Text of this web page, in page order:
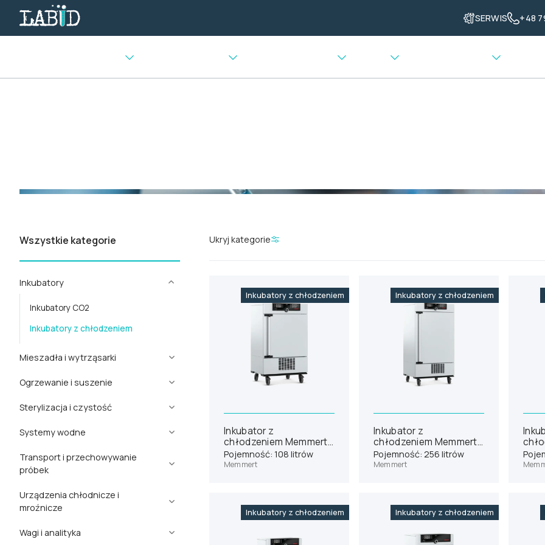
SERWIS +48
Wszystkie kategorie
Inkubatory
Inkubatory CO2
Inkubatory z chłodzeniem
Mieszadła i wytrząsarki
Homogenizatory
grzejne
Mieszadła mechaniczne
Wytrząsarki laboratoryjne
Wytrząsarki z inkubacją
Ogrzewanie i suszenie
Bloki grzewcze
Łaźnie wodne
Sterylizacja i czystość
Autoklawy laboratoryjne
Lampy bakteriobójcze i
Myjki ultradźwiękowe
Systemy wodne
Demineralizatory
Transport i przechowywanie
próbek
Akcesoria kriogeniczne
Medyczne pojemniki transportowe
Pojemniki do transportu szczepionek
Urządzenia chłodnicze i
mroźnicze
Chłodziarki do krwi (banki krwi)
Wagi i analityka
Ukryj kategorie
Inkubatory z chłodzeniem
Inkubator z
chłodzeniem Memmert
ICP110
Pojemność: 108 litrów
Memmert
Inkubatory z chłodzeniem
Inkubator z
chłodzeniem Memmert
ICP260
Pojemność: 256 litrów
Memmert
Inkubatory z chłodzeniem Inkubatory z chłodzeniem